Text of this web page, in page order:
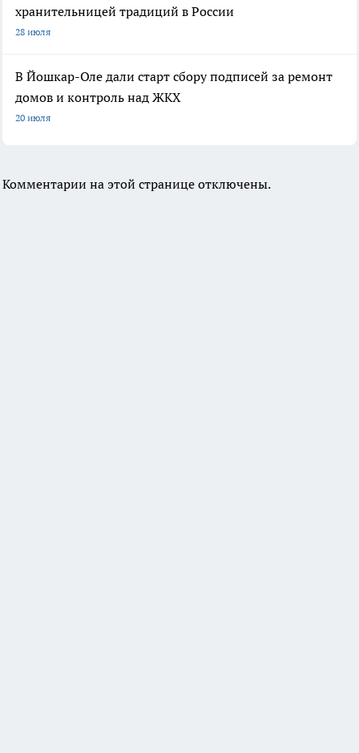
хранительницей традиций в России
28 июля
В Йошкар-Оле дали старт сбору подписей за ремонт
домов и контроль над ЖКХ
20 июля
Комментарии на этой странице отключены.